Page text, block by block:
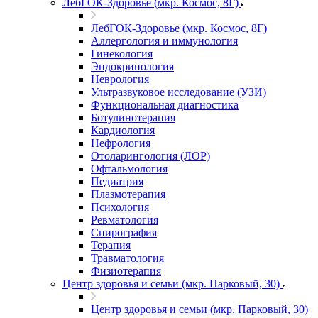
ЛебГОК-Здоровье (мкр. Космос, 8Г)
ЛебГОК-Здоровье (мкр. Космос, 8Г)
Аллергология и иммунология
Гинекология
Эндокринология
Неврология
Ультразвуковое исследование (УЗИ)
Функциональная диагностика
Ботулинотерапия
Кардиология
Нефрология
Отоларингология (ЛОР)
Офтальмология
Педиатрия
Плазмотерапия
Психология
Ревматология
Спирография
Терапия
Травматология
Физиотерапия
Центр здоровья и семьи (мкр. Парковый, 30)
Центр здоровья и семьи (мкр. Парковый, 30)